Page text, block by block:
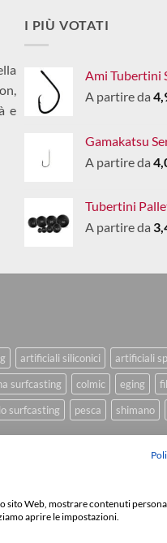
e
I PIÙ VOTATI
Ami Tubertini
A partire da
Gamakatsu
A partire da
Tubertini
A partire da
artificiali siliconici artificiali
surfcasting colmic eging
surfcasting pesca shimano
sito Web, mostrare contenuti
aprire le impostazioni.